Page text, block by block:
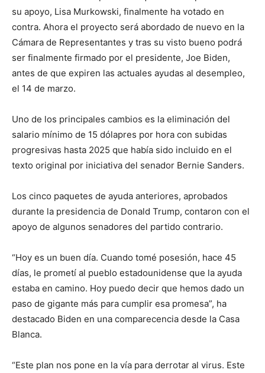
su apoyo, Lisa Murkowski, finalmente ha votado en
contra. Ahora el proyecto será abordado de nuevo en la
Cámara de Representantes y tras su visto bueno podrá
ser finalmente firmado por el presidente, Joe Biden,
antes de que expiren las actuales ayudas al desempleo,
el 14 de marzo.
Uno de los principales cambios es la eliminación del
salario mínimo de 15 dólapres por hora con subidas
progresivas hasta 2025 que había sido incluido en el
texto original por iniciativa del senador Bernie Sanders.
Los cinco paquetes de ayuda anteriores, aprobados
durante la presidencia de Donald Trump, contaron con el
apoyo de algunos senadores del partido contrario.
“Hoy es un buen día. Cuando tomé posesión, hace 45
días, le prometí al pueblo estadounidense que la ayuda
estaba en camino. Hoy puedo decir que hemos dado un
paso de gigante más para cumplir esa promesa”, ha
destacado Biden en una comparecencia desde la Casa
Blanca.
“Este plan nos pone en la vía para derrotar al virus. Este